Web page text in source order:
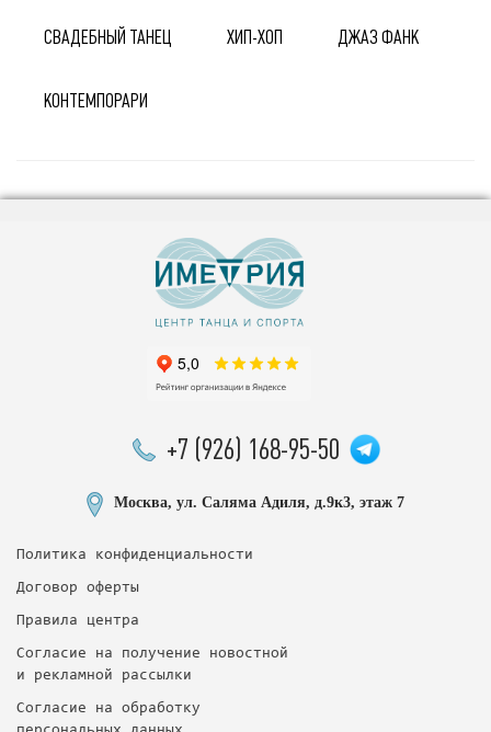
СВАДЕБНЫЙ ТАНЕЦ ХИП-ХОП ДЖАЗ ФАНК
КОНТЕМПОРАРИ
+7 (926) 168-95-50
Москва, ул. Саляма Адиля, д.9к3, этаж 7
Политика конфиденциальности
Договор оферты
Правила центра
Согласие на получение новостной
и рекламной рассылки
Согласие на обработку